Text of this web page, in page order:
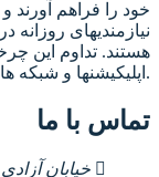
خود را فراهم آورند
نیازمندیهای
هستند. تداوم این
تماس با ما
خیابان آزادی